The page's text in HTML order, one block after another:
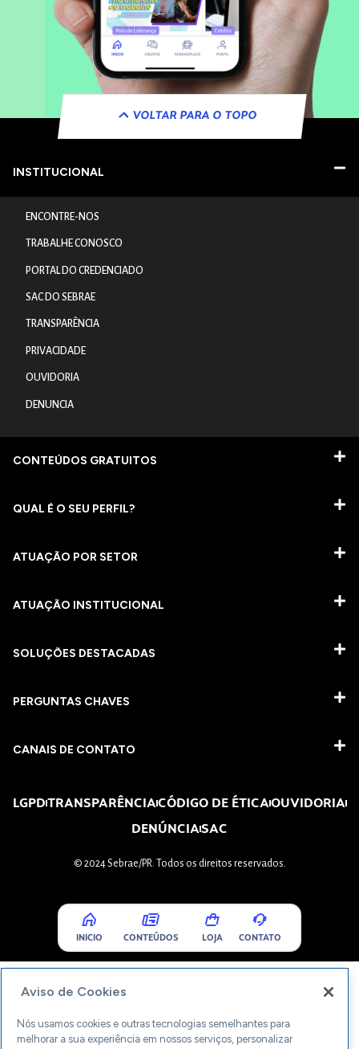
VOLTAR PARA O TOPO
INSTITUCIONAL
ENCONTRE-NOS
TRABALHE CONOSCO
PORTAL DO CREDENCIADO
SAC DO SEBRAE
TRANSPARÊNCIA
PRIVACIDADE
OUVIDORIA
DENUNCIA
CONTEÚDOS GRATUITOS
QUAL É O SEU PERFIL?
ATUAÇÃO POR SETOR
ATUAÇÃO INSTITUCIONAL
SOLUÇÕES DESTACADAS
PERGUNTAS CHAVES​
CANAIS DE CONTATO
LGPDTRANSPARÊNCIACÓDIGO DE ÉTICAOUVIDORIA
DENÚNCIASAC
© 2024 Sebrae/PR. Todos os direitos reservados.
INICIO CONTEÚDOS LOJA CONTATO
Aviso de Cookies
Nós usamos cookies e outras tecnologias semelhantes para
melhorar a sua experiência em nossos serviços, personalizar